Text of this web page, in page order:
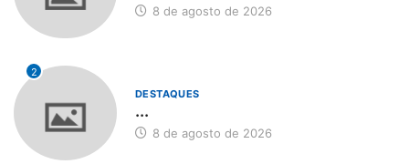
8 de agosto de 2026
2
DESTAQUES
...
8 de agosto de 2026